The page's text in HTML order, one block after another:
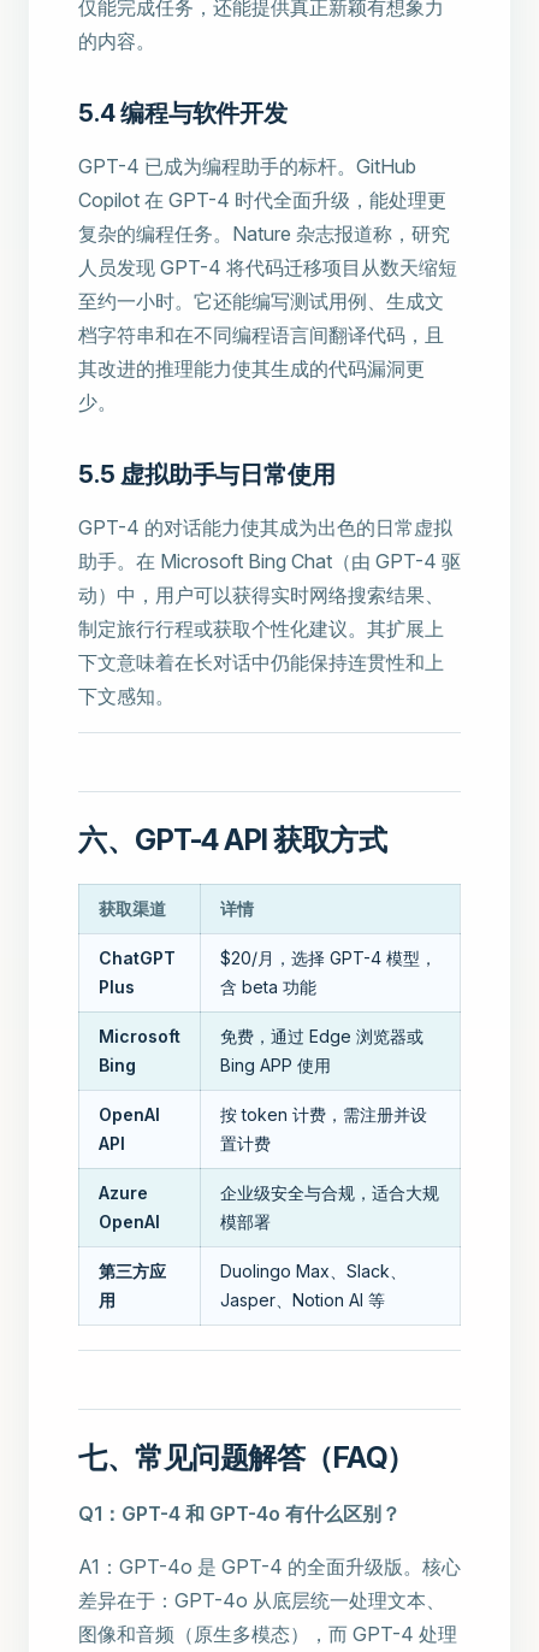
仅能完成任务，还能提供真正新颖有想象力
的内容。
5.4 编程与软件开发
GPT-4 已成为编程助手的标杆。GitHub
Copilot 在 GPT-4 时代全面升级，能处理更
复杂的编程任务。Nature 杂志报道称，研究
人员发现 GPT-4 将代码迁移项目从数天缩短
至约一小时。它还能编写测试用例、生成文
档字符串和在不同编程语言间翻译代码，且
其改进的推理能力使其生成的代码漏洞更
少。
5.5 虚拟助手与日常使用
GPT-4 的对话能力使其成为出色的日常虚拟
助手。在 Microsoft Bing Chat（由 GPT-4 驱
动）中，用户可以获得实时网络搜索结果、
制定旅行行程或获取个性化建议。其扩展上
下文意味着在长对话中仍能保持连贯性和上
下文感知。
六、GPT-4 API 获取方式
获取渠道 详情
ChatGPT
Plus
$20/月，选择 GPT-4 模型，
含 beta 功能
Microsoft
Bing
免费，通过 Edge 浏览器或
Bing APP 使用
OpenAI
API
按 token 计费，需注册并设
置计费
Azure
OpenAI
企业级安全与合规，适合大规
模部署
第三方应
用
Duolingo Max、Slack、
Jasper、Notion AI 等
七、常见问题解答（FAQ）
Q1：GPT-4 和 GPT-4o 有什么区别？
A1：GPT-4o 是 GPT-4 的全面升级版。核心
差异在于：GPT-4o 从底层统一处理文本、
图像和音频（原生多模态），而 GPT-4 处理